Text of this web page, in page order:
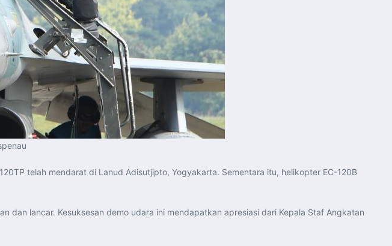
telah mendarat di Lanud Adisutjipto, Yogyakarta. Sementara itu, helikopter EC-120B
dan lancar. Kesuksesan demo udara ini mendapatkan apresiasi dari Kepala Staf Angkatan